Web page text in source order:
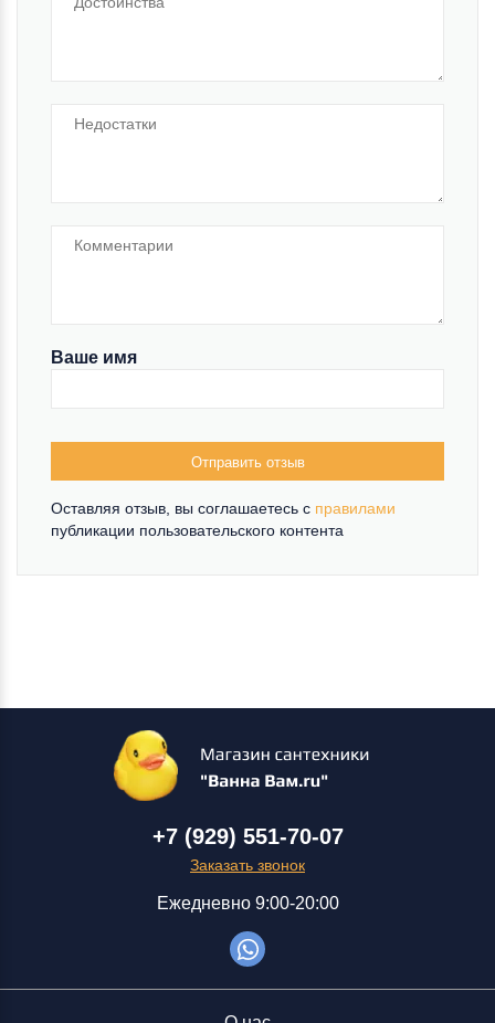
Ваше имя
Отправить отзыв
Оставляя отзыв, вы соглашаетесь c правилами
публикации пользовательского контента
+7 (929) 551-70-07
Заказать звонок
Ежедневно 9:00-20:00